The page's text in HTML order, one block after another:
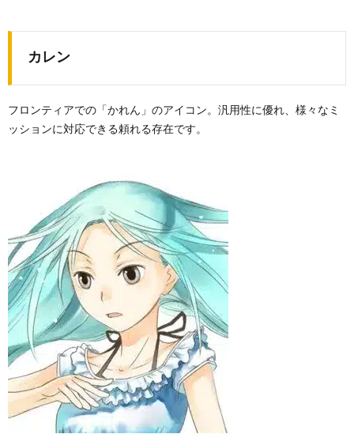
カレン
フロンティアでの「かれん」のアイコン。汎用性に優れ、様々なミ
ッションに対応できる頼れる存在です。